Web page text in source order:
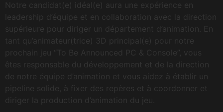
Notre candidat(e) idéal(e) aura une expérience en
leadership d’équipe et en collaboration avec la direction
supérieure pour diriger un département d’animation. En
tant qu’animateur(trice) 3D principal(e) pour notre
prochain jeu “To Be Announced PC & Console”, vous
êtes responsable du développement et de la direction
de notre équipe d’animation et vous aidez à établir un
pipeline solide, à fixer des repères et à coordonner et
diriger la production d’animation du jeu.